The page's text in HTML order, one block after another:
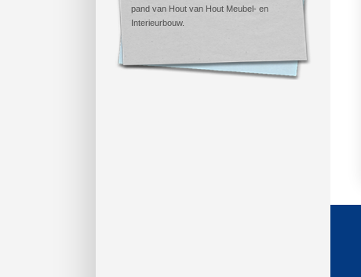
pand van Hout van Hout Meubel- en
Interieurbouw.